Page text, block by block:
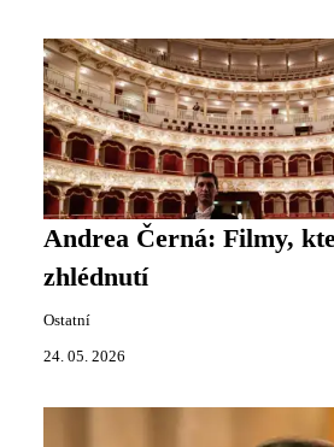
Andrea Černá: Filmy,
zhlédnutí
Ostatní
24. 05. 2026